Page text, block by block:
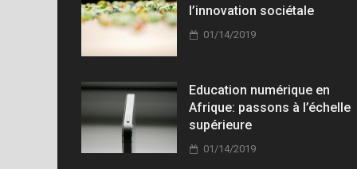
l’innovation sociétale
01/14/2019
Education numérique en
Afrique: passons à l’échelle
supérieure
01/14/2019